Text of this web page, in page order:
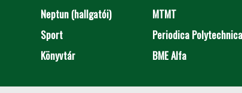
Neptun (hallgatói)
Sport
Könyvtár
MTMT
Periodica Polytechnica
BME Alfa